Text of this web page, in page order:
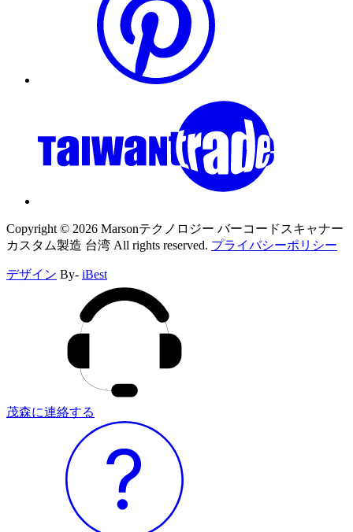
Copyright © 2026 Marsonテクノロジー バーコードスキャナー
カスタム製造 台湾 All rights reserved. プライバシーポリシー
デザイン By- iBest
茂森に連絡する